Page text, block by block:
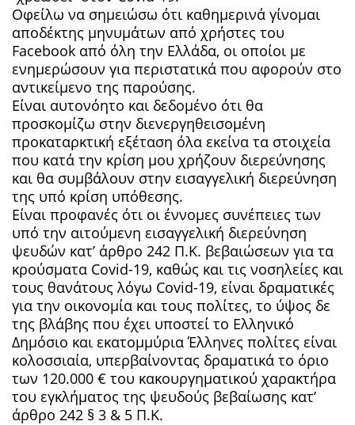
Οφείλω να σημειώσω ότι καθημερινά γίνομαι
αποδέκτης μηνυμάτων από χρήστες του
Facebook από όλη την Ελλάδα, οι οποίοι με
ενημερώσουν για περιστατικά που αφορούν στο
αντικείμενο της παρούσης.
Είναι αυτονόητο και δεδομένο ότι θα
προσκομίζω στην διενεργηθεισομένη
προκαταρκτική εξέταση όλα εκείνα τα στοιχεία
που κατά την κρίση μου χρήζουν διερεύνησης
και θα συμβάλουν στην εισαγγελική διερεύνηση
της υπό κρίση υπόθεσης.
Είναι προφανές ότι οι έννομες συνέπειες των
υπό την αιτούμενη εισαγγελική διερεύνηση
ψευδών κατ’ άρθρο 242 Π.Κ. βεβαιώσεων για τα
κρούσματα Covid-19, καθώς και τις νοσηλείες και
τους θανάτους λόγω Covid-19, είναι δραματικές
για την οικονομία και τους πολίτες, το ύψος δε
της βλάβης που έχει υποστεί το Ελληνικό
Δημόσιο και εκατομμύρια Έλληνες πολίτες είναι
κολοσσιαία, υπερβαίνοντας δραματικά το όριο
των 120.000 € του κακουργηματικού χαρακτήρα
του εγκλήματος της ψευδούς βεβαίωσης κατ’
άρθρο 242 § 3 & 5 Π.Κ.